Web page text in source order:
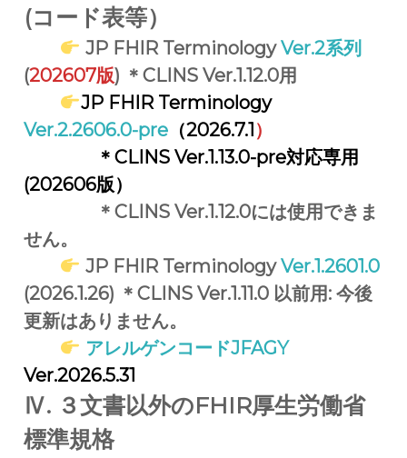
ト
で
(コード表等）
JP FHIR Terminology Ver.2系列
(202607版) ＊CLINS Ver.1.12.0用
JP FHIR Terminology
Ver.2.2606.0-pre （2026.7.1 ）
＊CLINS Ver.1.13.0-pre対応専用
(202606版）
＊CLINS Ver.1.12.0には使用できま
せん。
JP FHIR Terminology Ver.1.2601.0
(2026.1.26) ＊CLINS Ver.1.11.0 以前用: 今後
更新はありません。
アレルゲンコードJFAGY
Ver.2026.5.31
Ⅳ. ３文書以外のFHIR厚生労働省
標準規格